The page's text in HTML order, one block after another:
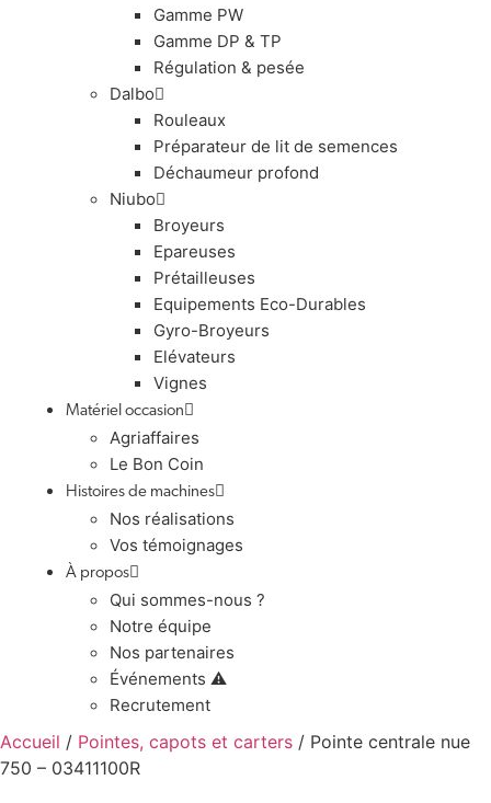
Gamme PW
Gamme DP & TP
Régulation & pesée
Dalbo
Rouleaux
Préparateur de lit de semences
Déchaumeur profond
Niubo
Broyeurs
Epareuses
Prétailleuses
Equipements Eco-Durables
Gyro-Broyeurs
Elévateurs
Vignes
Matériel occasion
Agriaffaires
Le Bon Coin
Histoires de machines
Nos réalisations
Vos témoignages
À propos
Qui sommes-nous ?
Notre équipe
Nos partenaires
Événements ⚠️
Recrutement
Accueil / Pointes, capots et carters / Pointe centrale nue
750 – 03411100R